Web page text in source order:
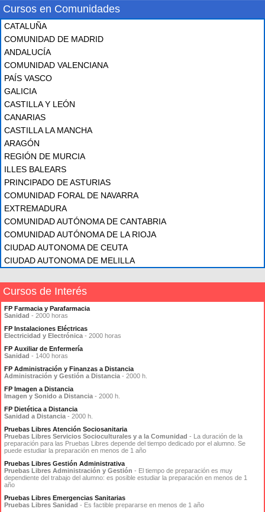
Cursos en Comunidades
CATALUÑA
COMUNIDAD DE MADRID
ANDALUCÍA
COMUNIDAD VALENCIANA
PAÍS VASCO
GALICIA
CASTILLA Y LEÓN
CANARIAS
CASTILLA LA MANCHA
ARAGÓN
REGIÓN DE MURCIA
ILLES BALEARS
PRINCIPADO DE ASTURIAS
COMUNIDAD FORAL DE NAVARRA
EXTREMADURA
COMUNIDAD AUTÓNOMA DE CANTABRIA
COMUNIDAD AUTÓNOMA DE LA RIOJA
CIUDAD AUTONOMA DE CEUTA
CIUDAD AUTONOMA DE MELILLA
Cursos de Interés
FP Farmacia y Parafarmacia
Sanidad - 2000 horas
FP Instalaciones Eléctricas
Electricidad y Electrónica - 2000 horas
FP Auxiliar de Enfermería
Sanidad - 1400 horas
FP Administración y Finanzas a Distancia
Administración y Gestión a Distancia - 2000 h.
FP Imagen a Distancia
Imagen y Sonido a Distancia - 2000 h.
FP Dietética a Distancia
Sanidad a Distancia - 2000 h.
Pruebas Libres Atención Sociosanitaria
Pruebas Libres Servicios Socioculturales y a la Comunidad - La duración de la
preparación para las Pruebas Libres depende del tiempo dedicado por el alumno. Se
puede estudiar la preparación en menos de 1 año
Pruebas Libres Gestión Administrativa
Pruebas Libres Administración y Gestión - El tiempo de preparación es muy
dependiente del trabajo del alumno: es posible estudiar la preparación en menos de 1
año
Pruebas Libres Emergencias Sanitarias
Pruebas Libres Sanidad - Es factible prepararse en menos de 1 año